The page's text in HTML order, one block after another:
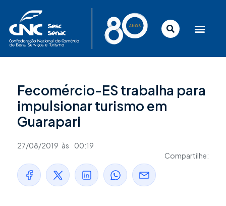
conteúdo
Fecomércio-ES trabalha para
impulsionar turismo em
Guarapari
27/08/2019 às
00:19
Compartilhe: